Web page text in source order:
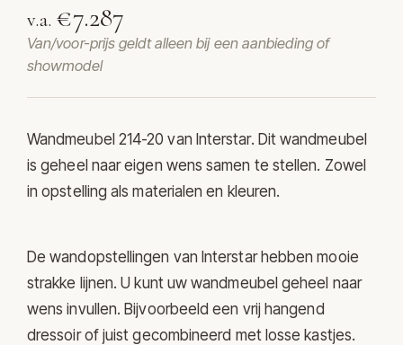
v.a. €7.287
Van/voor-prijs geldt alleen bij een aanbieding of
showmodel
Wandmeubel 214-20 van Interstar. Dit wandmeubel
is geheel naar eigen wens samen te stellen. Zowel
in opstelling als materialen en kleuren.
De wandopstellingen van Interstar hebben mooie
strakke lijnen. U kunt uw wandmeubel geheel naar
wens invullen. Bijvoorbeeld een vrij hangend
dressoir of juist gecombineerd met losse kastjes.